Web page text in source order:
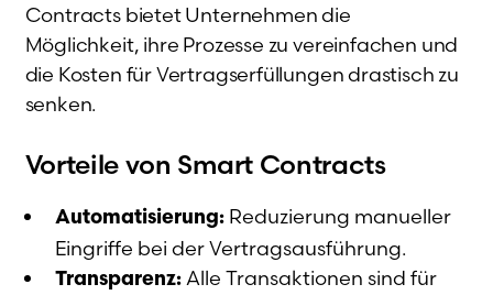
Contracts bietet Unternehmen die
Möglichkeit, ihre Prozesse zu vereinfachen und
die Kosten für Vertragserfüllungen drastisch zu
senken.
Vorteile von Smart Contracts
Automatisierung:Reduzierung manueller
Eingriffe bei der Vertragsausführung.
Transparenz:Alle Transaktionen sind für